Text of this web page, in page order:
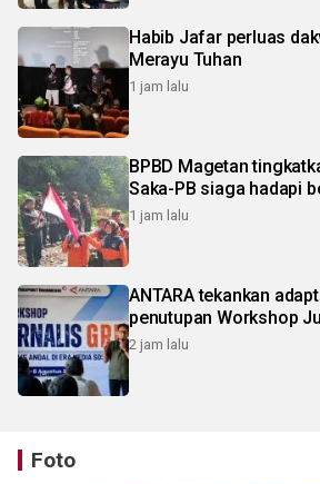
Habib Jafar perluas
Merayu Tuhan
1 jam lalu
BPBD Magetan
Saka-PB siaga hadapi
1 jam lalu
ANTARA tekankan
penutupan Workshop
2 jam lalu
Foto